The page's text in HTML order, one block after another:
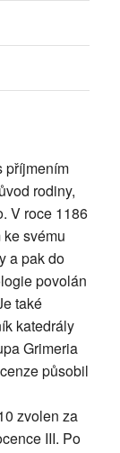
příjmením
rodiny,
V roce 1186
svému
a pak do
povolán
také
katedrály
Grimeria
působil
zvolen za
III. Po